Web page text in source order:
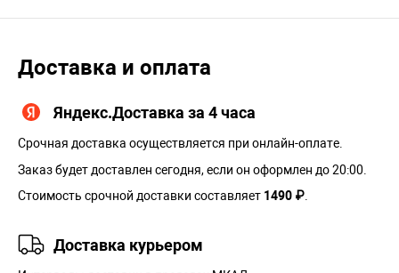
Доставка и оплата
Яндекс.Доставка за 4 часа
Срочная доставка осуществляется при онлайн-оплате.
Заказ будет доставлен сегодня, если он оформлен до 20:00.
Стоимость срочной доставки составляет 1490 ₽.
Доставка курьером